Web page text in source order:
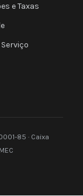
e Taxas
85 · Caixa